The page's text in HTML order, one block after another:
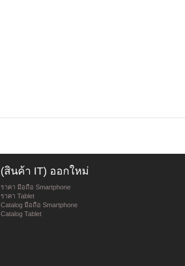
(สินค้า IT) ออกใหม่
ราคา มือถือ Smartphone
ราคา Tablet
Catalog มือถือ Smartphone
Catalog Tablet